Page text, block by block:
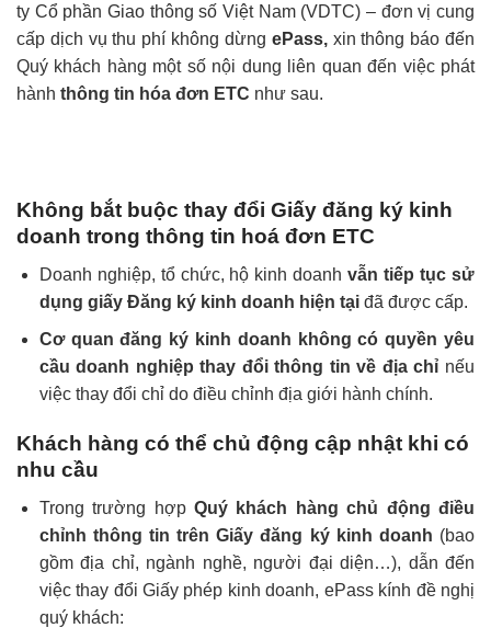
ty Cổ phần Giao thông số Việt Nam (VDTC) – đơn vị cung
cấp dịch vụ thu phí không dừng ePass,xin thông báo đến
Quý khách hàng một số nội dung liên quan đến việc phát
hành thông tin hóa đơn ETC như sau.
Không bắt buộc thay đổi Giấy đăng ký kinh
doanh trong thông tin hoá đơn ETC
Doanh nghiệp, tổ chức, hộ kinh doanhvẫn tiếp tục sử
dụng giấy Đăng ký kinh doanh hiện tạiđã được cấp.
Cơ quan đăng ký kinh doanh không có quyền yêu
cầu doanh nghiệp thay đổi thông tin về địa chỉ nếu
việc thay đổi chỉ do điều chỉnh địa giới hành chính.
Khách hàng có thể chủ động cập nhật khi có
nhu cầu
Trong trường hợp Quý khách hàng chủ động điều
chỉnh thông tin trên Giấy đăng ký kinh doanh (bao
gồm địa chỉ, ngành nghề, người đại diện…), dẫn đến
việc thay đổi Giấy phép kinh doanh, ePass kính đề nghị
quý khách: